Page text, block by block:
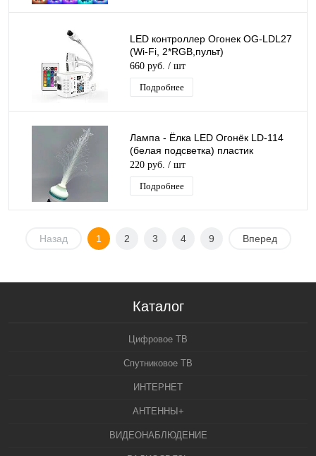
LED контроллер Огонек OG-LDL27
(Wi-Fi, 2*RGB,пульт)
660 руб. / шт
Подробнее
Лампа - Ёлка LED Огонёк LD-114
(белая подсветка) пластик
220 руб. / шт
Подробнее
Назад 1 2 3 4 9 Вперед
Каталог
Цифровое ТВ
Спутниковое ТВ
ИНТЕРНЕТ
АНТЕННЫ+
ВИДЕОНАБЛЮДЕНИЕ